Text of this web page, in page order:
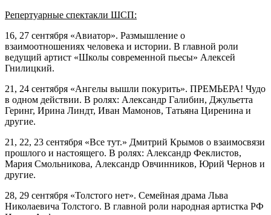
Репертуарные спектакли ШСП:
16, 27 сентября «Авиатор». Размышление о
взаимоотношениях человека и истории. В главной роли
ведущий артист «Школы современной пьесы» Алексей
Гнилицкий.
21, 24 сентября «Ангелы вышли покурить». ПРЕМЬЕРА! Чудо
в одном действии. В ролях: Александр Галибин, Джульетта
Геринг, Ирина Линдт, Иван Мамонов, Татьяна Циренина и
другие.
21, 22, 23 сентября «Все тут.» Дмитрий Крымов о взаимосвязи
прошлого и настоящего. В ролях: Александр Феклистов,
Мария Смольникова, Александр Овчинников, Юрий Чернов и
другие.
28, 29 сентября «Толстого нет». Семейная драма Льва
Николаевича Толстого. В главной роли народная артистка РФ